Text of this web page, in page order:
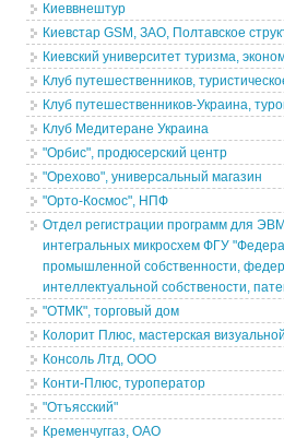
Киеввнештур
Киевстар GSM, ЗАО, Полтавское
Киевский университет туризма,
Клуб путешественников,
Клуб путешественников-Украина,
Клуб Медитеране Украина
"Орбис", продюсерский центр
"Орехово", универсальный магазин
"Орто-Космос", НПФ
Отдел регистрации программ для
интегральных микросхем ФГУ
промышленной собственности,
интеллектуальной собствености,
"ОТМК", торговый дом
Колорит Плюс, мастерская
Консоль Лтд, ООО
Конти-Плюс, туроператор
"Отъясский"
Кременчуггаз, ОАО